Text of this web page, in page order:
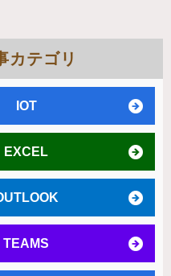
カテゴリ
IOT
EXCEL
TEAMS